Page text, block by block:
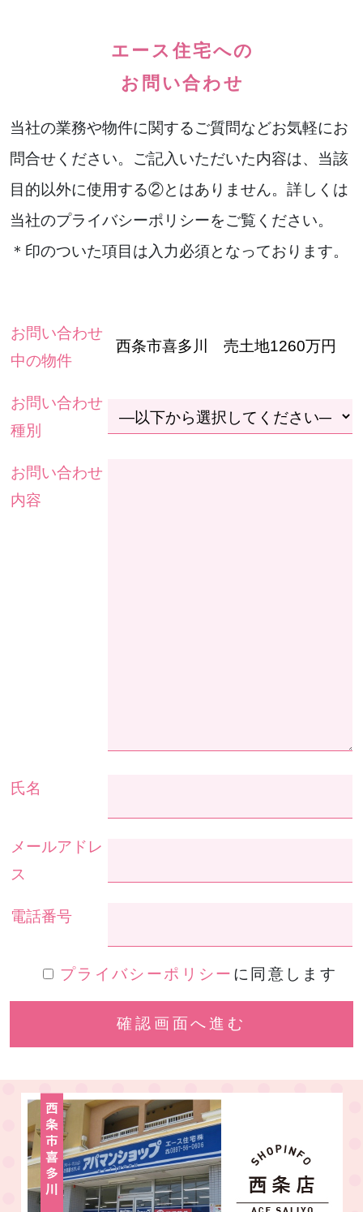
エース住宅への
お問い合わせ
当社の業務や物件に関するご質問などお気軽にお
問合せください。ご記入いただいた内容は、当該
目的以外に使用する②とはありません。詳しくは
当社のプライバシーポリシーをご覧ください。
＊印のついた項目は入力必須となっております。
お問い合わせ
中の物件
お問い合わせ
種別
お問い合わせ
内容
氏名
メールアドレ
ス
電話番号
プライバシーポリシー に同意します